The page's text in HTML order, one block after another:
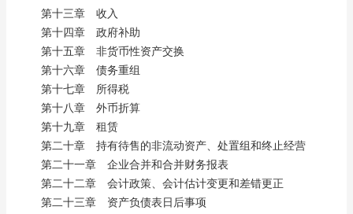
第十三章 收入
第十四章 政府补助
第十五章 非货币性资产交换
第十六章 债务重组
第十七章 所得税
第十八章 外币折算
第十九章 租赁
第二十章 持有待售的非流动资产、处置组和终止经营
第二十一章 企业合并和合并财务报表
第二十二章 会计政策、会计估计变更和差错更正
第二十三章 资产负债表日后事项